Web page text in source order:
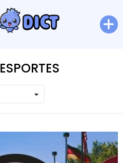
ESPORTES